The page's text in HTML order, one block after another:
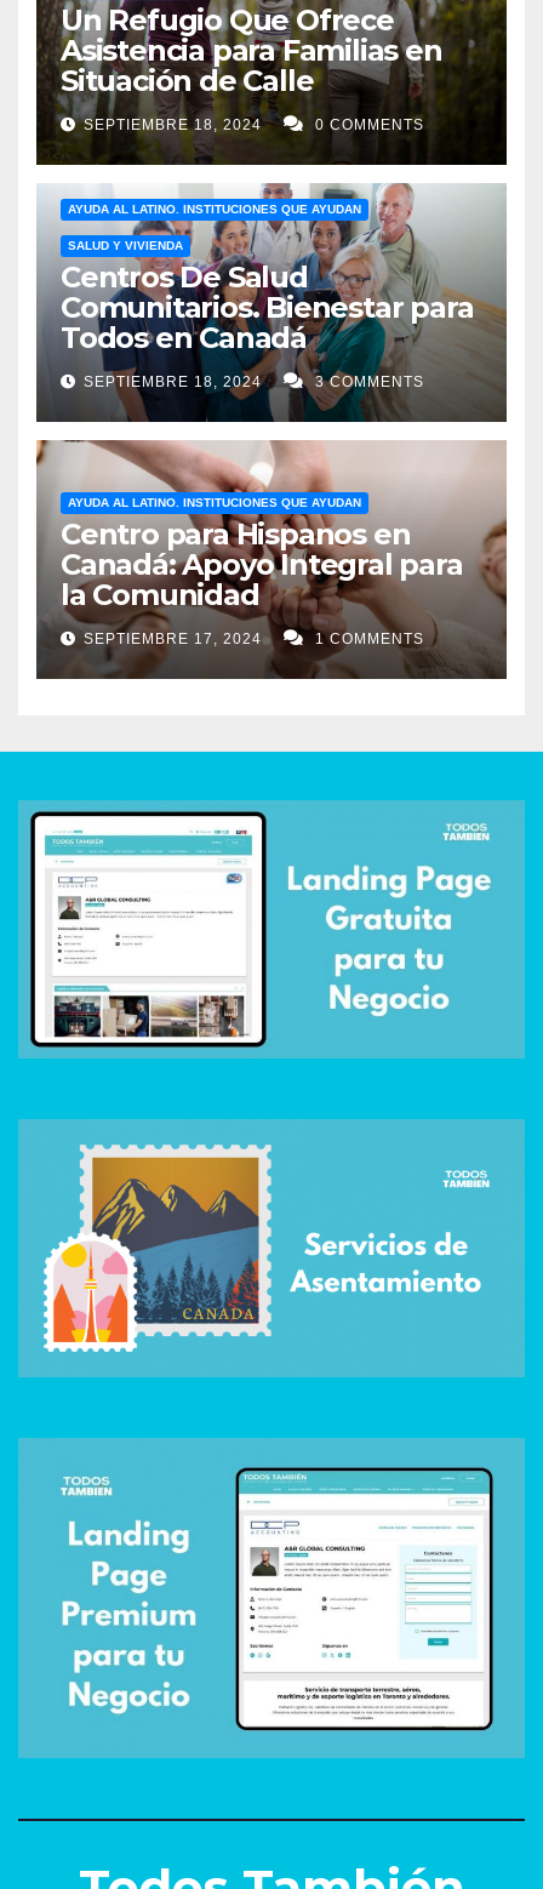
Un Refugio Que Ofrece
Asistencia para Familias en
Situación de Calle
SEPTIEMBRE 18, 2024 0 COMMENTS
AYUDA AL LATINO. INSTITUCIONES QUE AYUDAN
SALUD Y VIVIENDA
Centros De Salud
Comunitarios. Bienestar para
Todos en Canadá
SEPTIEMBRE 18, 2024 3 COMMENTS
AYUDA AL LATINO. INSTITUCIONES QUE AYUDAN
Centro para Hispanos en
Canadá: Apoyo Integral para
la Comunidad
SEPTIEMBRE 17, 2024 1 COMMENTS